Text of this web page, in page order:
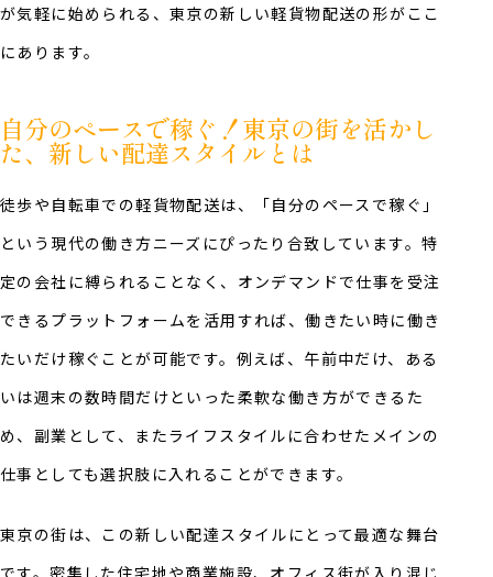
が気軽に始められる、東京の新しい軽貨物配送の形がここ
にあります。
自分のペースで稼ぐ！東京の街を活かし
た、新しい配達スタイルとは
徒歩や自転車での軽貨物配送は、「自分のペースで稼ぐ」
という現代の働き方ニーズにぴったり合致しています。特
定の会社に縛られることなく、オンデマンドで仕事を受注
できるプラットフォームを活用すれば、働きたい時に働き
たいだけ稼ぐことが可能です。例えば、午前中だけ、ある
いは週末の数時間だけといった柔軟な働き方ができるた
め、副業として、またライフスタイルに合わせたメインの
仕事としても選択肢に入れることができます。
東京の街は、この新しい配達スタイルにとって最適な舞台
です。密集した住宅地や商業施設、オフィス街が入り混じ